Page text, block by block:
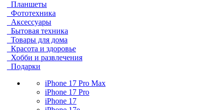
Планшеты
Фототехника
Аксессуары
Бытовая техника
Товары для дома
Красота и здоровье
Хобби и развлечения
Подарки
iPhone 17 Pro Max
iPhone 17 Pro
iPhone 17